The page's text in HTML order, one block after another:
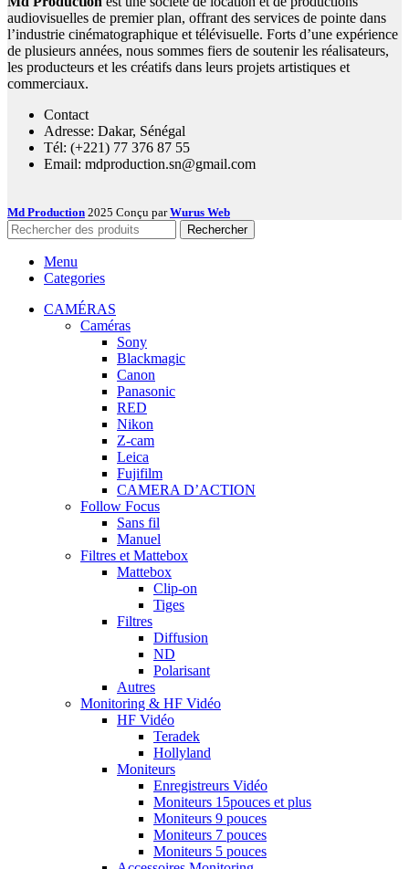
audiovisuelles de premier plan, offrant des services de pointe dans
l’industrie cinématographique et télévisuelle. Forts d’une expérience
de plusieurs années, nous sommes fiers de soutenir les réalisateurs,
les producteurs et les créatifs dans leurs projets artistiques et
commerciaux.
Contact
Adresse: Dakar, Sénégal
Tél: (+221) 77 376 87 55
Email: mdproduction.sn@gmail.com
Md Production 2025 Conçu parWurus Web
Rechercher
Menu
Categories
CAMÉRAS
Caméras
Sony
Blackmagic
Canon
Panasonic
RED
Nikon
Z-cam
Leica
Fujifilm
CAMERA D’ACTION
Follow Focus
Sans fil
Manuel
Filtres et Mattebox
Mattebox
Clip-on
Tiges
Filtres
Diffusion
ND
Polarisant
Autres
Monitoring & HF Vidéo
HF Vidéo
Teradek
Hollyland
Moniteurs
Enregistreurs Vidéo
Moniteurs 15pouces et plus
Moniteurs 9 pouces
Moniteurs 7 pouces
Moniteurs 5 pouces